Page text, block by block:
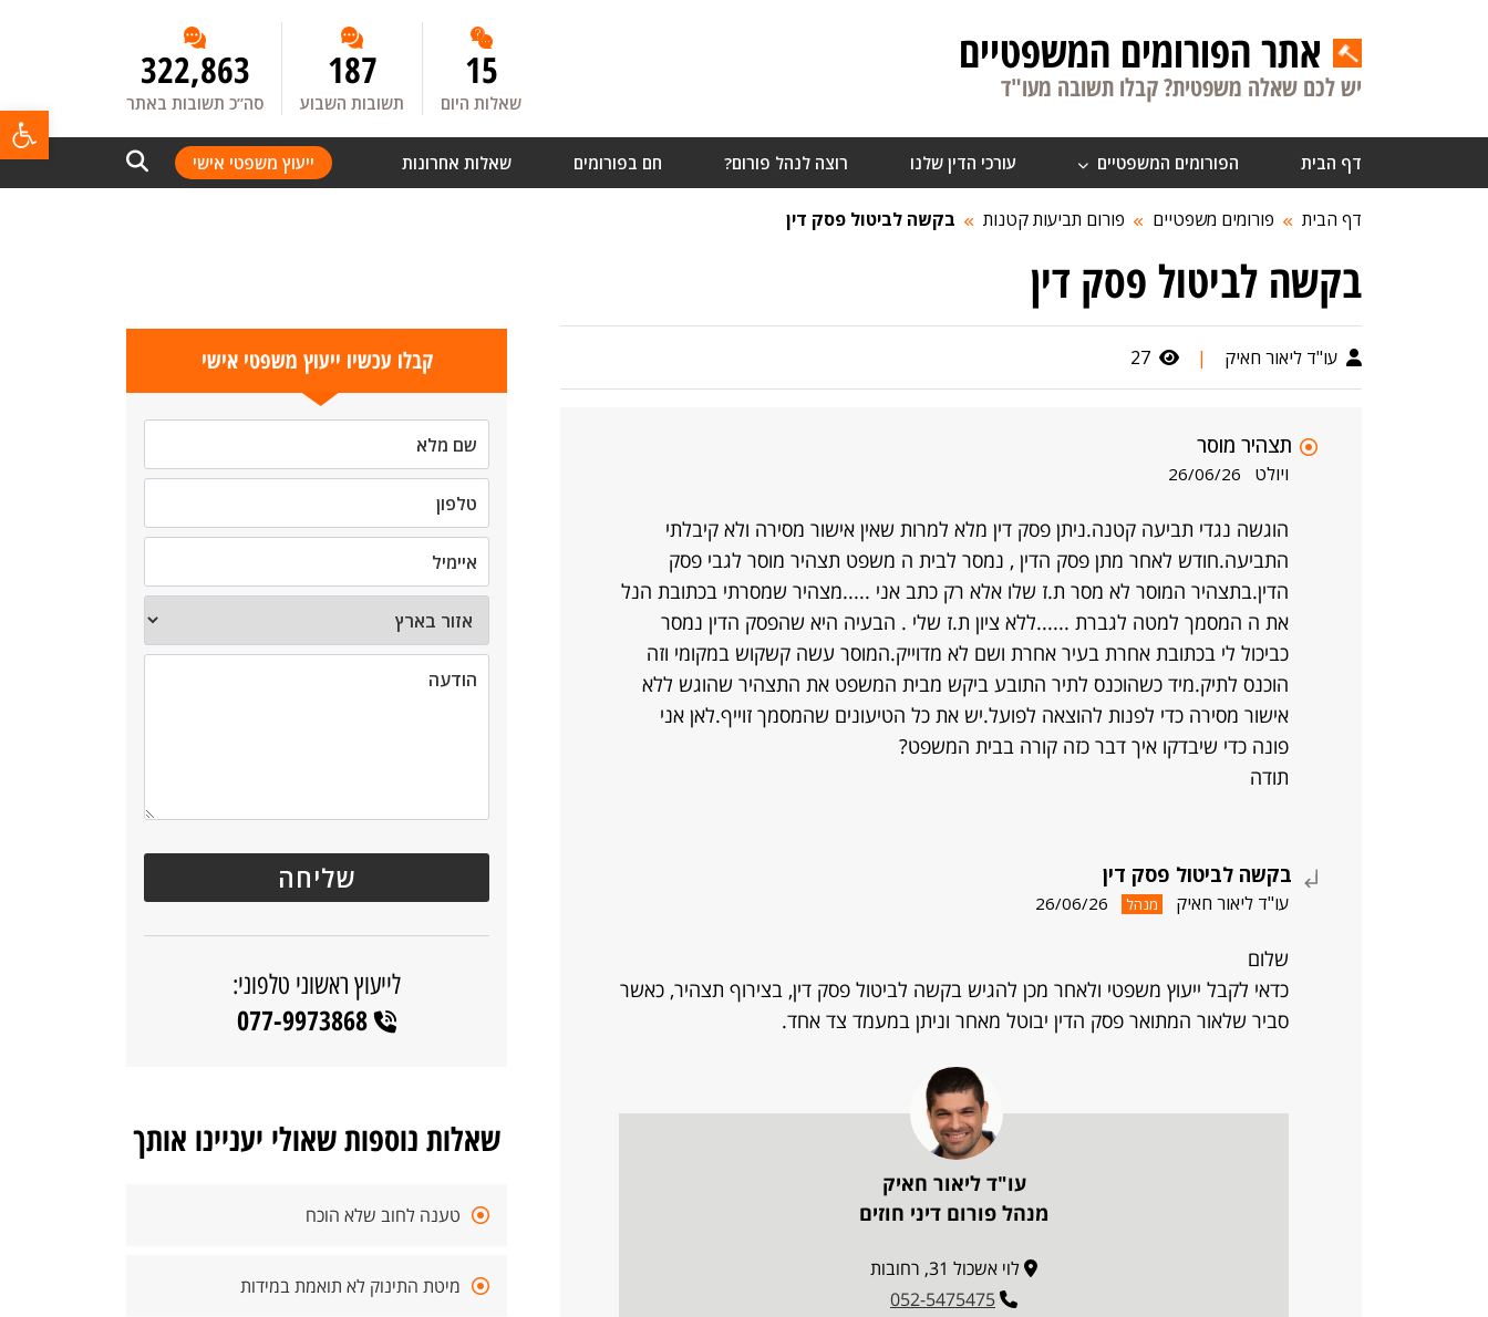
אתר הפורומים המשפטיים
יש לכם שאלה משפטית? קבלו תשובה מעו"ד 15
שאלות היום
187
תשובות השבוע
322,863
סה”כ תשובות באתר
דף הבית הפורומים המשפטיים עורכי הדין שלנו רוצה לנהל פורום? חם בפורומים שאלות אחרונות ייעוץ משפטי אישי
דף הבית פורומים משפטיים פורום תביעות קטנות בקשה לביטול פסק דין
בקשה לביטול פסק דין
עו"ד ליאור חאיק |
27
תצהיר מוסר
ויולט 26/06/26
הוגשה נגדי תביעה קטנה.ניתן פסק דין מלא למרות שאין אישור מסירה ולא קיבלתי
התביעה.חודש לאחר מתן פסק הדין , נמסר לבית ה משפט תצהיר מוסר לגבי פסק
הדין.בתצהיר המוסר לא מסר ת.ז שלו אלא רק כתב אני .....מצהיר שמסרתי בכתובת הנל
את ה המסמך למטה לגברת ......ללא ציון ת.ז שלי . הבעיה היא שהפסק הדין נמסר
כביכול לי בכתובת אחרת בעיר אחרת ושם לא מדוייק.המוסר עשה קשקוש במקומי וזה
הוכנס לתיק.מיד כשהוכנס לתיר התובע ביקש מבית המשפט את התצהיר שהוגש ללא
אישור מסירה כדי לפנות להוצאה לפועל.יש את כל הטיעונים שהמסמך זוייף.לאן אני
פונה כדי שיבדקו איך דבר כזה קורה בבית המשפט?
תודה
בקשה לביטול פסק דין
עו"ד ליאור חאיק מנהל 26/06/26
שלום
כדאי לקבל ייעוץ משפטי ולאחר מכן להגיש בקשה לביטול פסק דין, בצירוף תצהיר, כאשר
סביר שלאור המתואר פסק הדין יבוטל מאחר וניתן במעמד צד אחד.
עו"ד ליאור חאיק
מנהל פורום דיני חוזים
לוי אשכול 31, רחובות
052-5475475
קבלו עכשיו ייעוץ משפטי אישי
לייעוץ ראשוני טלפוני:
077-9973868
שאלות נוספות שאולי יעניינו אותך
טענה לחוב שלא הוכח
מיטת התינוק לא תואמת במידות